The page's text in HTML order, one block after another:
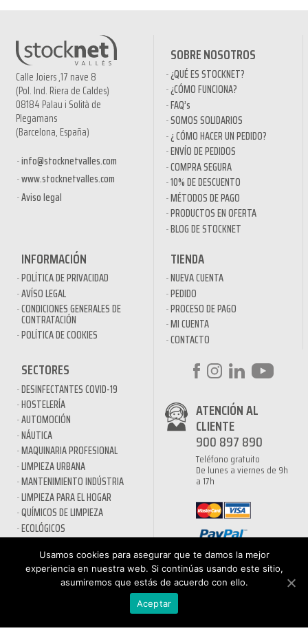
Calle Joiers ,17 nave 8
(Pol. Ind. Riera de Caldes)
08184 Palau i Solità de
Plegamans
(Barcelona, España)
info@stocknetvalles.com
www.stocknetvalles.com
Aviso legal
SOBRE NOSOTROS
¿QUÉ ES STOCKNET?
¿CÓMO FUNCIONA?
FAQ’s
SOMOS SOLIDARIOS
¿ CÓMO HACER UN PEDIDO?
ENVÍO DE PEDIDOS
COMPRA SEGURA
10% DE DESCUENTO
MÉTODOS DE PAGO
PRODUCTOS EN OFERTA
BLOG DE STOCKNET
INFORMACIÓN
POLÍTICA DE PRIVACIDAD
AVÍSO LEGAL
CONDICIONES GENERALES DE
CONTRATACIÓN
POLÍTICA DE COOKIES
TIENDA
NUEVA CUENTA
PEDIDO
PROCESO DE PAGO
MI CUENTA
CONTACTO
SECTORES
DESINFECTANTES COVID-19
HOSTELERÍA
AUTOMOCIÓN
NÁUTICA
MAQUINARIA PROFESIONAL
LIMPIEZA URBANA
MANTENIMIENTO INDÚSTRIA
LIMPIEZA PARA EL HOGAR
QUÍMICOS DE LIMPIEZA
ECOLÓGICOS
PISCINAS
ATENCIÓN AL
CLIENTE
900 897 890
Teléfono gratuito
De lunes a viernes de 9h
a 17h
Usamos cookies para asegurar que te damos la mejor
experiencia en nuestra web. Si continúas usando este sitio,
asumiremos que estás de acuerdo con ello.
Aceptar